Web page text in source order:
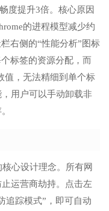
度提升3倍。核心原因
的进程模型减少约
右侧的“性能分析”图标
标签的资源分配，而
值，无法精细到单个标
用户可以手动卸载非
核心设计理念。所有网
运营商劫持。点击左
踪模式”，即可自动